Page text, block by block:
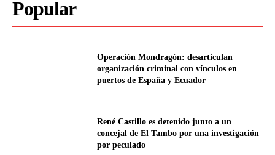
Popular
Operación Mondragón: desarticulan
organización criminal con vínculos en
puertos de España y Ecuador
René Castillo es detenido junto a un
concejal de El Tambo por una investigación
por peculado